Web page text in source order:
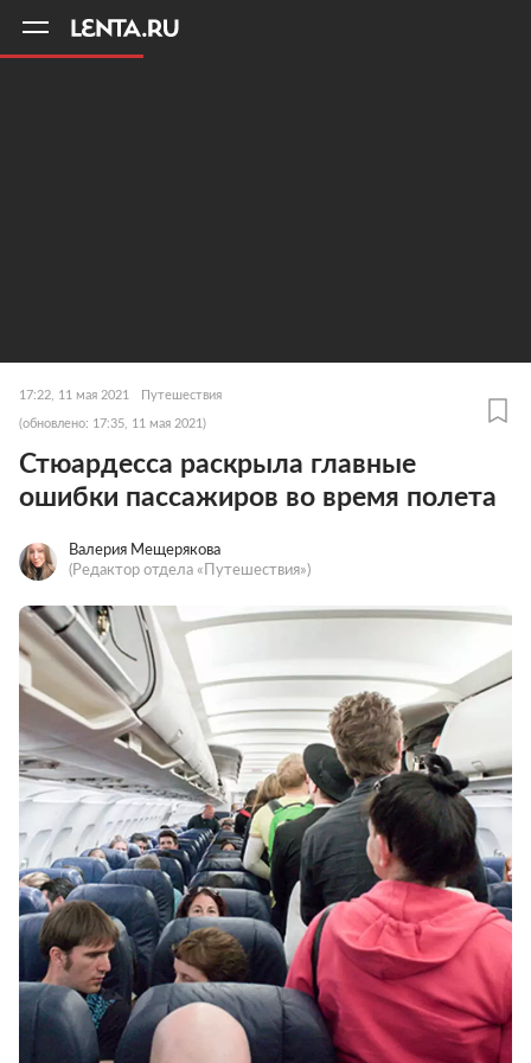
17:22, 11 мая 2021 Путешествия
(обновлено: 17:35, 11 мая 2021)
Стюардесса раскрыла главные
ошибки пассажиров во время полета
Валерия Мещерякова
(Редактор отдела «Путешествия»)